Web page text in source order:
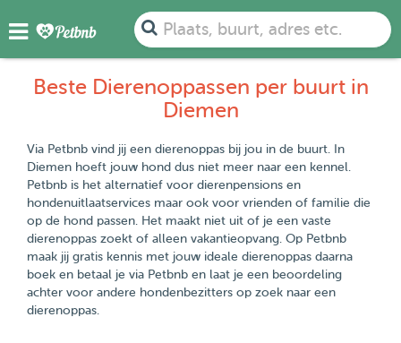
Plaats, buurt, adres etc.
Beste Dierenoppassen per buurt in
Diemen
Via Petbnb vind jij een dierenoppas bij jou in de buurt. In
Diemen hoeft jouw hond dus niet meer naar een kennel.
Petbnb is het alternatief voor dierenpensions en
hondenuitlaatservices maar ook voor vrienden of familie die
op de hond passen. Het maakt niet uit of je een vaste
dierenoppas zoekt of alleen vakantieopvang. Op Petbnb
maak jij gratis kennis met jouw ideale dierenoppas daarna
boek en betaal je via Petbnb en laat je een beoordeling
achter voor andere hondenbezitters op zoek naar een
dierenoppas.